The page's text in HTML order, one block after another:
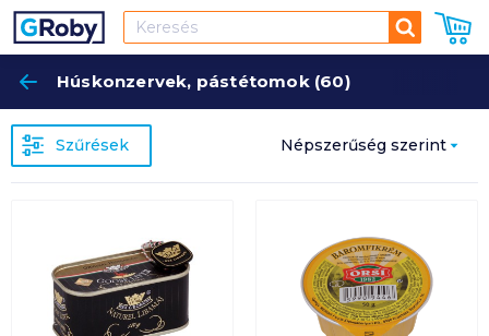
Keresés
Húskonzervek, pástétomok (60)
Szűrések Népszerűség szerint
Ár szerint növekvő
Ár szerint csökkenő